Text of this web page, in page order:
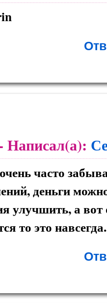
Написал(а):
часто
деньги
улучшить, а
то это навсегда.